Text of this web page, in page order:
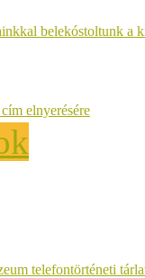
belekóstoltunk a
elnyerésére
telefontörténeti